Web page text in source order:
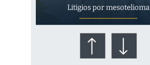
Litigios por mesotelioma